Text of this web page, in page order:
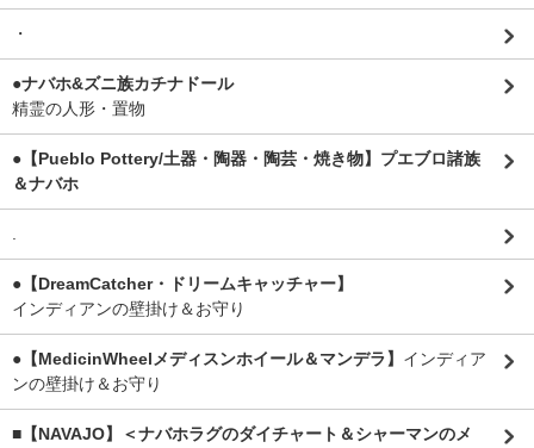
・
●ナバホ&ズニ族カチナドール
精霊の人形・置物
●【Pueblo Pottery/土器・陶器・陶芸・焼き物】プエブロ諸族
＆ナバホ
.
●【DreamCatcher・ドリームキャッチャー】
インディアンの壁掛け＆お守り
●【MedicinWheelメディスンホイール＆マンデラ】 インディア
ンの壁掛け＆お守り
■【NAVAJO】＜ナバホラグのダイチャート＆シャーマンのメ